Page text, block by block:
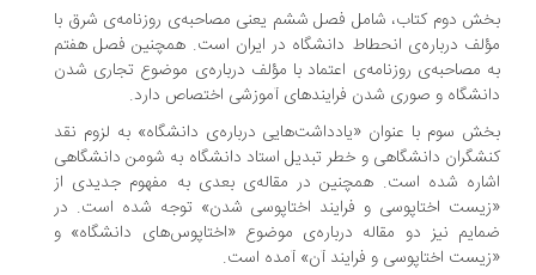
دوم کتاب، شامل فصل ششم یعنی مصاحبه‌ی روزنامه‌ی شرق با
درباره‌ی انحطاط دانشگاه در ایران است. همچنین فصل هفتم
مصاحبه‌ی روزنامه‌ی اعتماد با مؤلف درباره‌ی موضوع تجاری شدن
و صوری شدن فرایندهای آموزشی اختصاص دارد.
سوم با عنوان «یادداشت‌هایی درباره‌ی دانشگاه» به لزوم نقد
دانشگاهی و خطر تبدیل استاد دانشگاه به شومن دانشگاهی
شده است. همچنین در مقاله‌ی بعدی به مفهوم جدیدی از
اختاپوسی و فرایند اختاپوسی شدن» توجه شده است. در
نیز دو مقاله درباره‌ی موضوع «اختاپوس‌های دانشگاه» و
اختاپوسی و فرایند آن» آمده است.